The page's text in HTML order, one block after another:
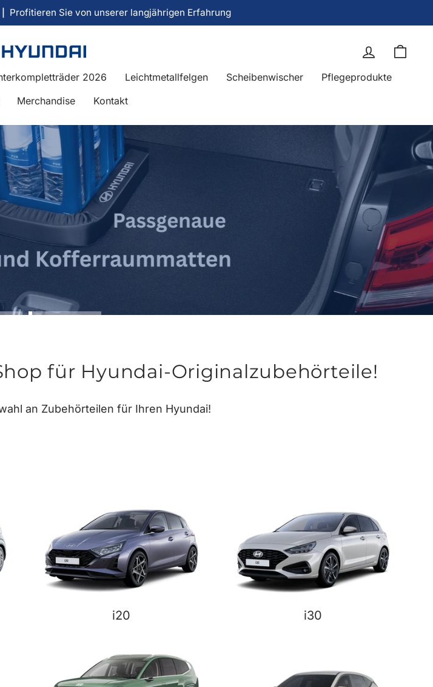
Pause
Diashow
Profitieren Sie von unserer langjährigen Erfahrung
Hyundai
Zubehör
Einloggen
2026 Leichtmetallfelgen Scheibenwischer
Pflegeprodukte
Merchandise Kontakt
für Hyundai-Originalzubehörteile!
an Zubehörteilen für Ihren Hyundai!
i20 i30